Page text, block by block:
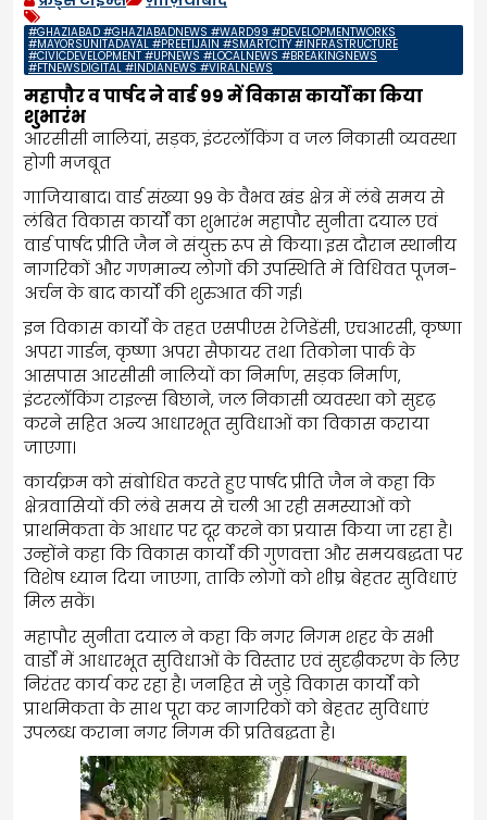
#GHAZIABAD #GHAZIABADNEWS #WARD99 #DEVELOPMENTWORKS
#MAYORSUNITADAYAL #PREETIJAIN #SMARTCITY #INFRASTRUCTURE
#CIVICDEVELOPMENT #UPNEWS #LOCALNEWS #BREAKINGNEWS
#FTNEWSDIGITAL #INDIANEWS #VIRALNEWS
महापौर व पार्षद ने वार्ड 99 में विकास कार्यों का किया
शुभारंभ
आरसीसी नालियां, सड़क, इंटरलॉकिंग व जल निकासी व्यवस्था
होगी मजबूत
गाजियाबाद। वार्ड संख्या 99 के वैभव खंड क्षेत्र में लंबे समय से
लंबित विकास कार्यों का शुभारंभ महापौर सुनीता दयाल एवं
वार्ड पार्षद प्रीति जैन ने संयुक्त रूप से किया। इस दौरान स्थानीय
नागरिकों और गणमान्य लोगों की उपस्थिति में विधिवत पूजन-
अर्चन के बाद कार्यों की शुरुआत की गई।
इन विकास कार्यों के तहत एसपीएस रेजिडेंसी, एचआरसी, कृष्णा
अपरा गार्डन, कृष्णा अपरा सैफायर तथा तिकोना पार्क के
आसपास आरसीसी नालियों का निर्माण, सड़क निर्माण,
इंटरलॉकिंग टाइल्स बिछाने, जल निकासी व्यवस्था को सुदृढ़
करने सहित अन्य आधारभूत सुविधाओं का विकास कराया
जाएगा।
कार्यक्रम को संबोधित करते हुए पार्षद प्रीति जैन ने कहा कि
क्षेत्रवासियों की लंबे समय से चली आ रही समस्याओं को
प्राथमिकता के आधार पर दूर करने का प्रयास किया जा रहा है।
उन्होंने कहा कि विकास कार्यों की गुणवत्ता और समयबद्धता पर
विशेष ध्यान दिया जाएगा, ताकि लोगों को शीघ्र बेहतर सुविधाएं
मिल सकें।
महापौर सुनीता दयाल ने कहा कि नगर निगम शहर के सभी
वार्डों में आधारभूत सुविधाओं के विस्तार एवं सुदृढ़ीकरण के लिए
निरंतर कार्य कर रहा है। जनहित से जुड़े विकास कार्यों को
प्राथमिकता के साथ पूरा कर नागरिकों को बेहतर सुविधाएं
उपलब्ध कराना नगर निगम की प्रतिबद्धता है।